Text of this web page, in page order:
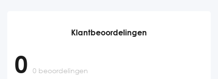
Klantbeoordelingen
0 0 beoordelingen